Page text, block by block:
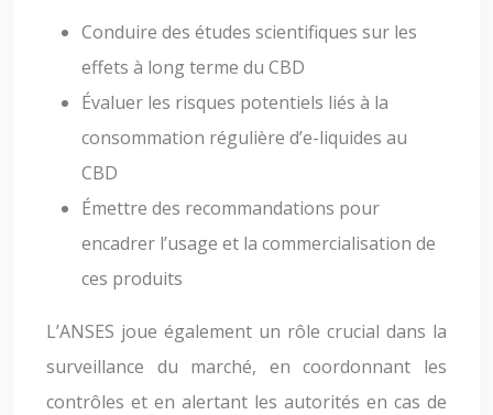
Conduire des études scientifiques sur les
effets à long terme du CBD
Évaluer les risques potentiels liés à la
consommation régulière d’e-liquides au
CBD
Émettre des recommandations pour
encadrer l’usage et la commercialisation de
ces produits
L’ANSES joue également un rôle crucial dans la
surveillance du marché, en coordonnant les
contrôles et en alertant les autorités en cas de